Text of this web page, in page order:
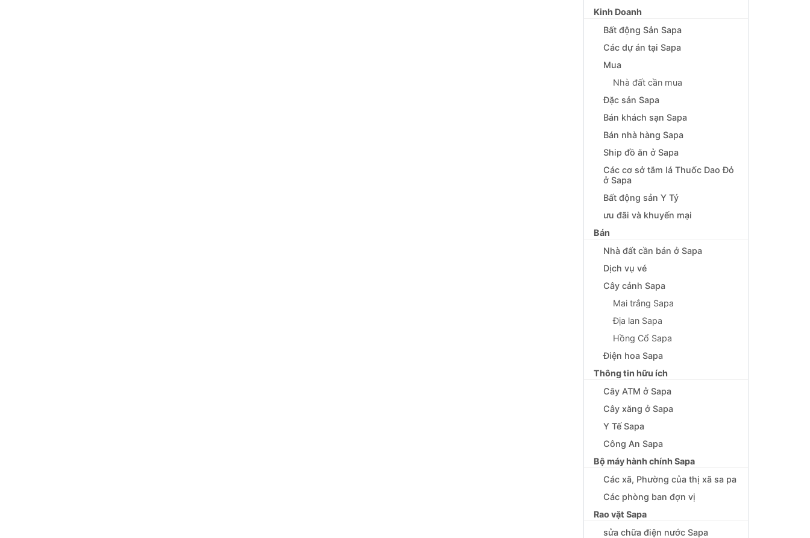
Kinh Doanh
Bất động Sản Sapa
Các dự án tại Sapa
Mua
Nhà đất cần mua
Đặc sản Sapa
Bán khách sạn Sapa
Bán nhà hàng Sapa
Ship đồ ăn ở Sapa
Các cơ sở tắm lá Thuốc Dao Đỏ
ở Sapa
Bất động sản Y Tý
ưu đãi và khuyến mại
Bán
Nhà đất cần bán ở Sapa
Dịch vụ vé
Cây cảnh Sapa
Mai trắng Sapa
Địa lan Sapa
Hồng Cổ Sapa
Điện hoa Sapa
Thông tin hữu ích
Cây ATM ở Sapa
Cây xăng ở Sapa
Y Tế Sapa
Công An Sapa
Bộ máy hành chính Sapa
Các xã, Phường của thị xã sa pa
Các phòng ban đợn vị
Rao vặt Sapa
sửa chữa điện nước Sapa